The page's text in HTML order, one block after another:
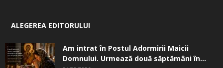
ALEGEREA EDITORULUI
Am intrat în Postul Adormirii Maicii
Domnului. Urmează două săptămâni în...